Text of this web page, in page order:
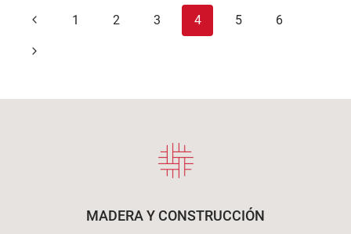
Navegación
de
Página
anterior
1 2 3 4 5 6
Siguiente
MADERA Y CONSTRUCCIÓN